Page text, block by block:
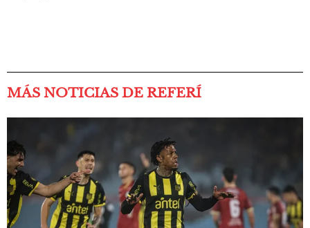
MÁS NOTICIAS DE REFERÍ